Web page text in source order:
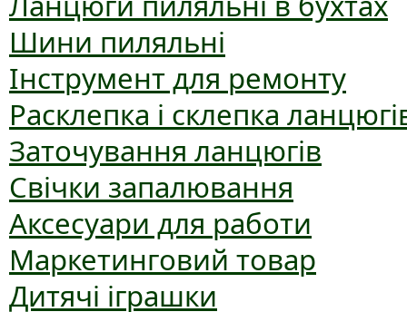
Шини пиляльні
Інструмент для ремонту
Расклепка і склепка
Заточування ланцюгів
Свічки запалювання
Аксесуари для работи
Маркетинговий товар
Дитячі іграшки